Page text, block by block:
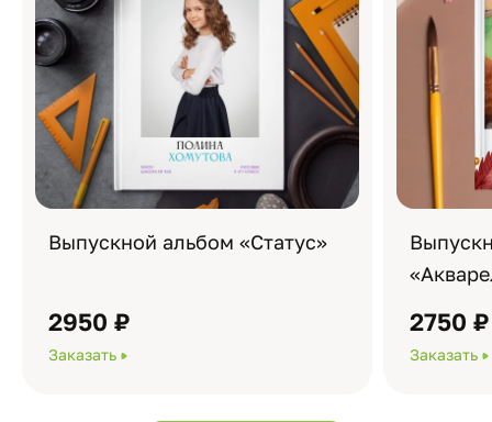
Выпускной альбом «Статус»
2950 ₽
Заказать
2750 ₽
Заказать